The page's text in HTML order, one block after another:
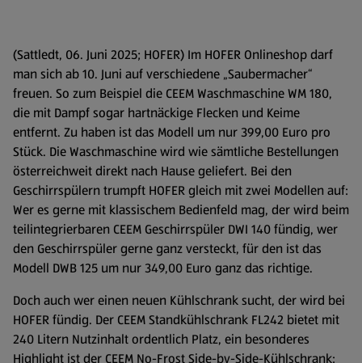
(Sattledt, 06. Juni 2025; HOFER) Im HOFER Onlineshop darf
man sich ab 10. Juni auf verschiedene „Saubermacher“
freuen. So zum Beispiel die CEEM Waschmaschine WM 180,
die mit Dampf sogar hartnäckige Flecken und Keime
entfernt. Zu haben ist das Modell um nur 399,00 Euro pro
Stück. Die Waschmaschine wird wie sämtliche Bestellungen
österreichweit direkt nach Hause geliefert. Bei den
Geschirrspülern trumpft HOFER gleich mit zwei Modellen auf:
Wer es gerne mit klassischem Bedienfeld mag, der wird beim
teilintegrierbaren CEEM Geschirrspüler DWI 140 fündig, wer
den Geschirrspüler gerne ganz versteckt, für den ist das
Modell DWB 125 um nur 349,00 Euro ganz das richtige.
Doch auch wer einen neuen Kühlschrank sucht, der wird bei
HOFER fündig. Der CEEM Standkühlschrank FL242 bietet mit
240 Litern Nutzinhalt ordentlich Platz, ein besonderes
Highlight ist der CEEM No-Frost Side-by-Side-Kühlschrank: